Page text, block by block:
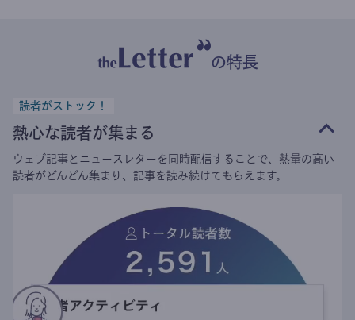
の特長
読者がストック！
熱心な読者が集まる
ウェブ記事とニュースレターを同時配信することで、熱量の高い
読者がどんどん集まり、記事を読み続けてもらえます。